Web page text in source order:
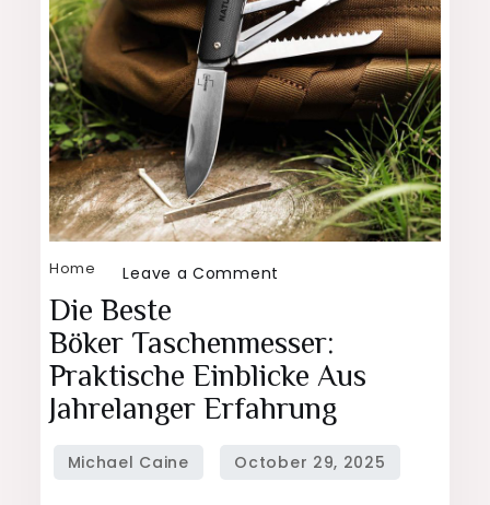
Home Leave a Comment
beste
Böker Taschenmesser:
Einblicke
aus
Die Beste
Böker Taschenmesser:
Praktische Einblicke Aus
Jahrelanger Erfahrung